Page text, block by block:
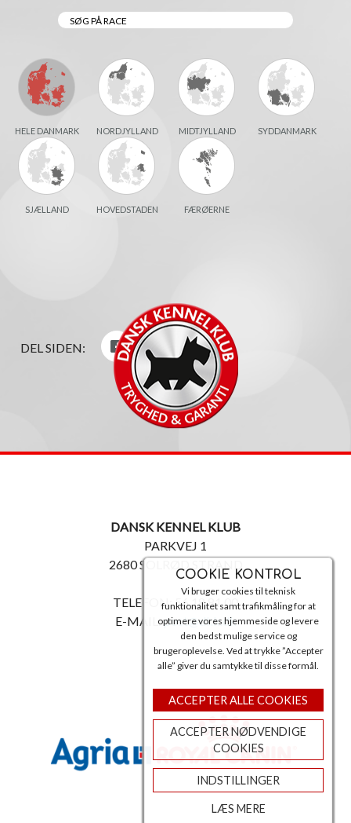
COOKIE KONTROL
Vi bruger cookies til teknisk
funktionalitet samt trafikmåling for at
optimere vores hjemmeside og levere
den bedst mulige service og
brugeroplevelse. Ved at trykke ”Accepter
alle” giver du samtykke til disse formål.
ACCEPTER ALLE COOKIES
ACCEPTER NØDVENDIGE
COOKIES
INDSTILLINGER
LÆS MERE
HELE DANMARK NORDJYLLAND MIDTJYLLAND SYDDANMARK
SJÆLLAND HOVEDSTADEN FÆRØERNE
DEL SIDEN:
DANSK KENNEL KLUB
PARKVEJ 1
2680 SOLRØD STRAND
TELEFON: 56 18 81 00
E-MAIL:post@dkk.dk